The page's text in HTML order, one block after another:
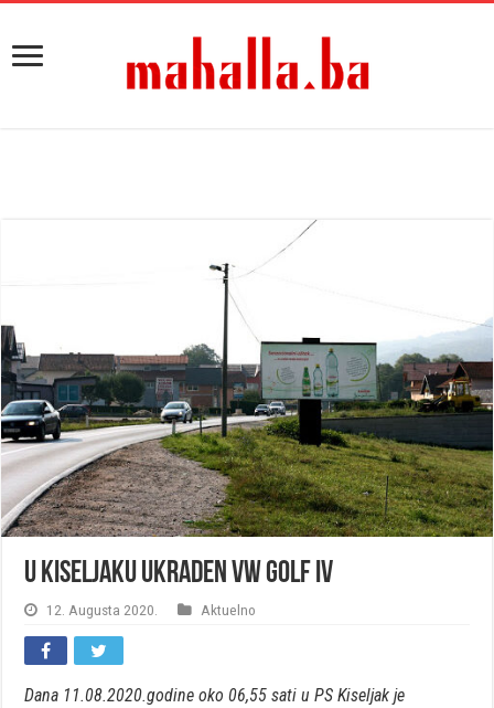
U Kiseljaku ukraden VW Golf IV
12. Augusta 2020. Aktuelno
Dana 11.08.2020.godine oko 06,55 sati u PS Kiseljak je